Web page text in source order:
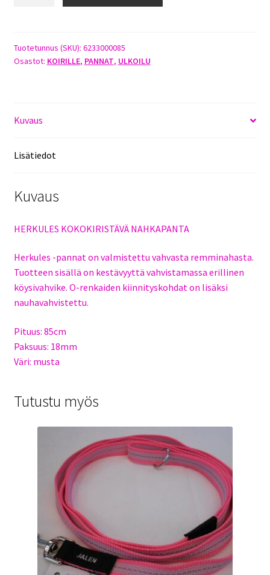
85CM
X
Tuotetunnus (SKU): 6233000085
Osastot: KOIRILLE, PANNAT, ULKOILU
Kuvaus
Lisätiedot
Kuvaus
HERKULES KOKOKIRISTÄVÄ NAHKAPANTA
Herkules -pannat on valmistettu vahvasta remminahasta.
Tuotteen sisällä on kestävyyttä vahvistamassa erillinen
köysivahvike. O-renkaiden kiinnityskohdat on lisäksi
nauhavahvistettu.
Pituus: 85cm
Paksuus: 18mm
Väri: musta
Tutustu myös